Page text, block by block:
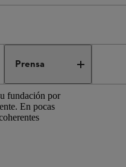
Prensa
fundación por
En pocas